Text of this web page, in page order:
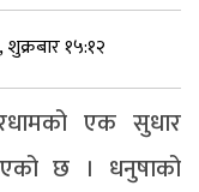
१५:१२
एक सुधार
छ । धनुषाको